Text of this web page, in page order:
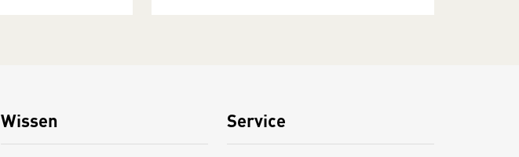
Wissen Service